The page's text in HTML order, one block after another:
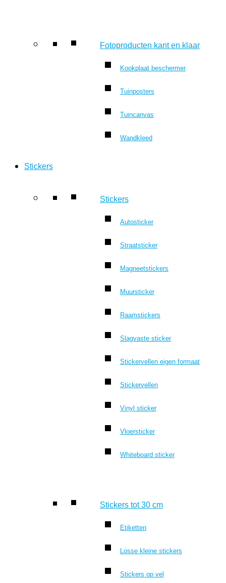
Fotoproducten kant en klaar
Kookplaat beschermer
Tuinposters
Tuincanvas
Wandkleed
Stickers
Stickers
Autosticker
Straatsticker
Magneetstickers
Muursticker
Raamstickers
Slagvaste sticker
Stickervellen eigen formaat
Stickervellen
Vinyl sticker
Vloersticker
Whiteboard sticker
Stickers tot 30 cm
Etiketten
Losse kleine stickers
Stickers op vel